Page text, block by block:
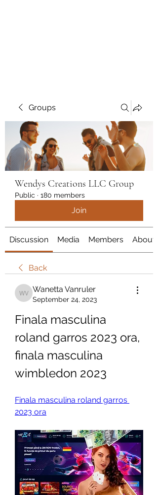
Groups
Wendys Creations LLC Group
Public · 180 members
Join
Discussion Media Members About
Back
Wanetta Vanruler
Wanetta Vanruler
September 24, 2023
Finala masculina
roland garros 2023 ora,
finala masculina
wimbledon 2023
Finala masculina roland garros
2023 ora